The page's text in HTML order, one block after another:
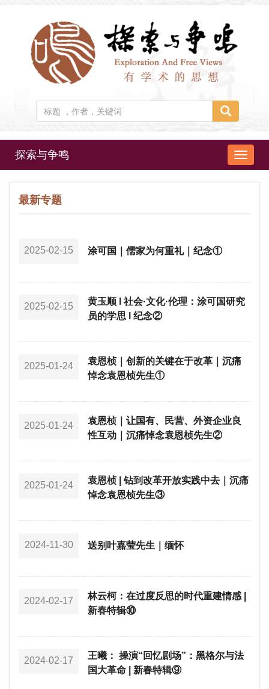
导
航
切
探索与争鸣
最新专题
2025-02-15 涂可国｜儒家为何重礼｜纪念①
2025-02-15
黄玉顺 l 社会·文化·伦理：涂可国研究
员的学思 l 纪念②
2025-01-24
袁恩桢｜创新的关键在于改革｜沉痛
悼念袁恩桢先生①
2025-01-24
袁恩桢｜让国有、民营、外资企业良
性互动｜沉痛悼念袁恩桢先生②
2025-01-24
袁恩桢 | 钻到改革开放实践中去｜沉痛
悼念袁恩桢先生③
2024-11-30 送别叶嘉莹先生｜缅怀
2024-02-17
林云柯：在过度反思的时代重建情感 |
新春特辑⑩
2024-02-17
王曦： 操演“回忆剧场”：黑格尔与法
国大革命 | 新春特辑⑨